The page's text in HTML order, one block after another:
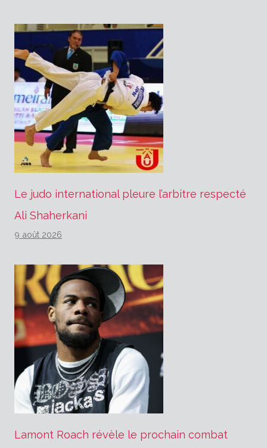
Le judo international pleure l’arbitre respecté
Ali Shaherkani
9 août 2026
Lamont Roach révèle le prochain combat